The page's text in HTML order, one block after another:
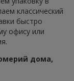
классический
быстро
офису или
дома,